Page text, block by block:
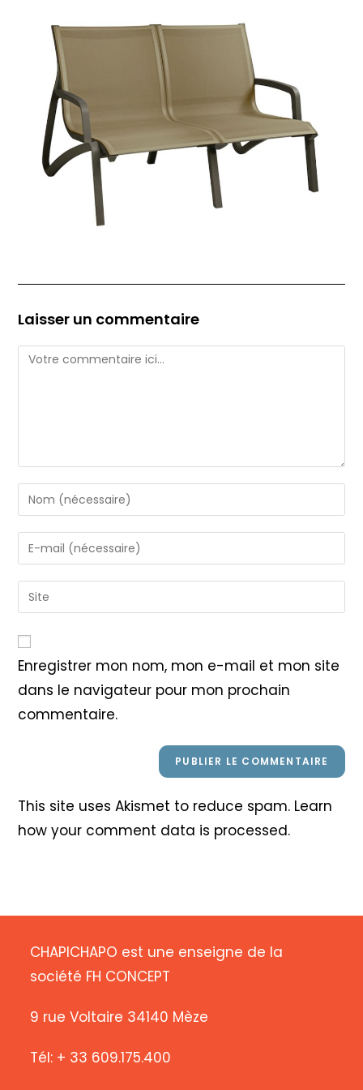
Laisser un commentaire
Comment
Enter
your
name
or
to
comment
Enter
your
email
address
Saisir
l’URL
votre
site
(facultatif)
Enregistrer mon nom, mon e-mail et mon site
dans le navigateur pour mon prochain
commentaire.
This site uses Akismet to reduce spam. Learn
how your comment data is processed.
CHAPICHAPO est une enseigne de la
société FH CONCEPT
9 rue Voltaire 34140 Mèze
Tél: + 33 609.175.400